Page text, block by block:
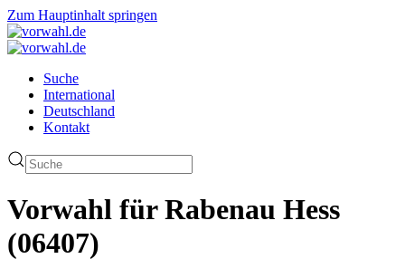
Zum Hauptinhalt springen
Suche
International
Deutschland
Kontakt
Vorwahl für Rabenau Hess
(06407)